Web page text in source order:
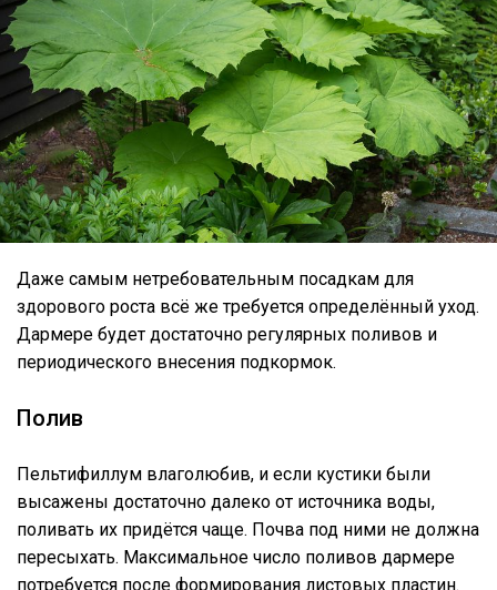
Даже самым нетребовательным посадкам для
здорового роста всё же требуется определённый уход.
Дармере будет достаточно регулярных поливов и
периодического внесения подкормок.
Полив
Пельтифиллум влаголюбив, и если кустики были
высажены достаточно далеко от источника воды,
поливать их придётся чаще. Почва под ними не должна
пересыхать. Максимальное число поливов дармере
потребуется после формирования листовых пластин.